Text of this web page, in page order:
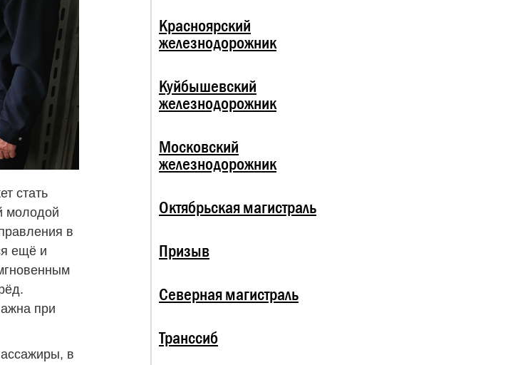
стать
молодой
в
ещё и
при
в
Красноярский
железнодорожник
Куйбышевский
железнодорожник
Московский
железнодорожник
Октябрьская магистраль
Призыв
Северная магистраль
Транссиб